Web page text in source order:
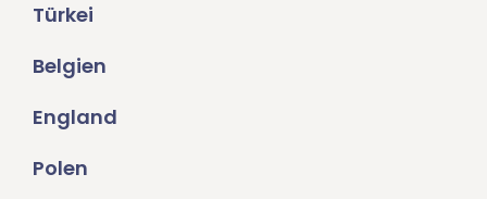
Türkei
Belgien
England
Polen